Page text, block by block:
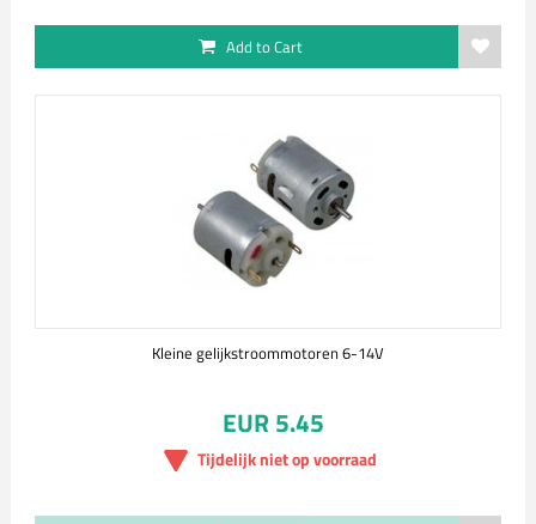
Add to Cart
Kleine gelijkstroommotoren 6-14V
EUR 5.45
Tijdelijk niet op voorraad